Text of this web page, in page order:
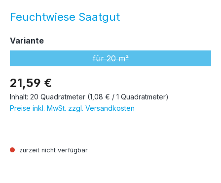
Feuchtwiese Saatgut
21,59 €
Inhalt: 20 Quadratmeter (1,08 € / 1 Quadratmeter)
Preise inkl. MwSt. zzgl. Versandkosten
zurzeit nicht verfügbar
Varianteauswählen
für 20 m²
(Diese Option ist zurzeit nicht